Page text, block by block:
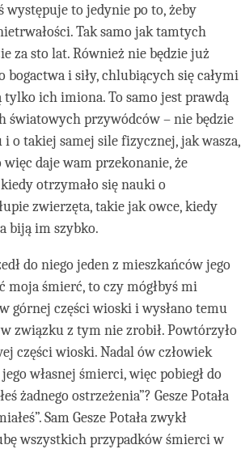
występuje to jedynie po to, żeby
Tak samo jak tamtych
za sto lat. Również nie będzie już
i siły, chlubiących się całymi
ich imiona. To samo jest prawdą
światowych przywódców – nie będzie
o takiej samej sile fizycznej, jak wasza,
daje wam przekonanie, że
otrzymało się nauki o
zwierzęta, takie jak owce, kiedy
biją im szybko.
do niego jeden z mieszkańców jego
moja śmierć, to czy mógłbyś mi
górnej części wioski i wysłano temu
związku z tym nie zrobił. Powtórzyło
części wioski. Nadal ów człowiek
własnej śmierci, więc pobiegł do
żadnego ostrzeżenia”? Gesze Potała
Sam Gesze Potała zwykł
wszystkich przypadków śmierci w